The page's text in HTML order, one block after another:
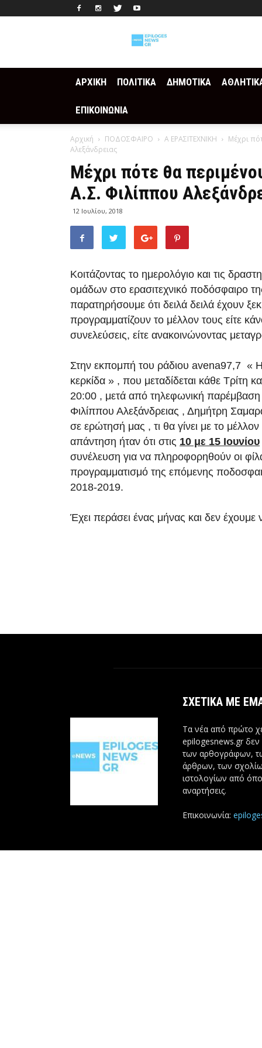
ΑΡΧΙΚΗ ΠΟΛΙΤΙΚΑ ΔΗΜΟΤΙΚΑ
ΕΠΙΚΟΙΝΩΝΙΑ
Αρχική ΠΟΔΟΣΦΑΙΡΟ Α ΕΡΑΣΙΤΕΧΝΙΚΗ
Μέχρι
Αλεξάνδρειας
Μέχρι πότε θα
Α.Σ. Φιλίππου
12 Ιουλίου, 2018
Κοιτάζοντας το ημερολόγιο και τις
ομάδων στο ερασιτεχνικό ποδόσφαιρο
παρατηρήσουμε ότι δειλά δειλά έχουν
προγραμματίζουν το μέλλον τους είτε
συνελεύσεις, είτε ανακοινώνοντας
Στην εκπομπή του ράδιου avena97,7 «
κερκίδα » , που μεταδίδεται κάθε Τρίτη
20:00 , μετά από τηλεφωνική
Φιλίππου Αλεξάνδρειας , Δημήτρη
σε ερώτησή μας , τι θα γίνει με το
απάντηση ήταν ότι στις 10 με 15 Ιουνίου
συνέλευση για να πληροφορηθούν οι
προγραμματισμό της επόμενης
2018-2019.
Έχει περάσει ένας μήνας και δεν έχουμε
ΣΧΕΤΙΚΆ ΜΕ
Τα νέα από πρώτο
epilogesnews.gr δεν
των αρθογράφων,
άρθρων, των
ιστολογίων από
αναρτήσεις.
Επικοινωνία: